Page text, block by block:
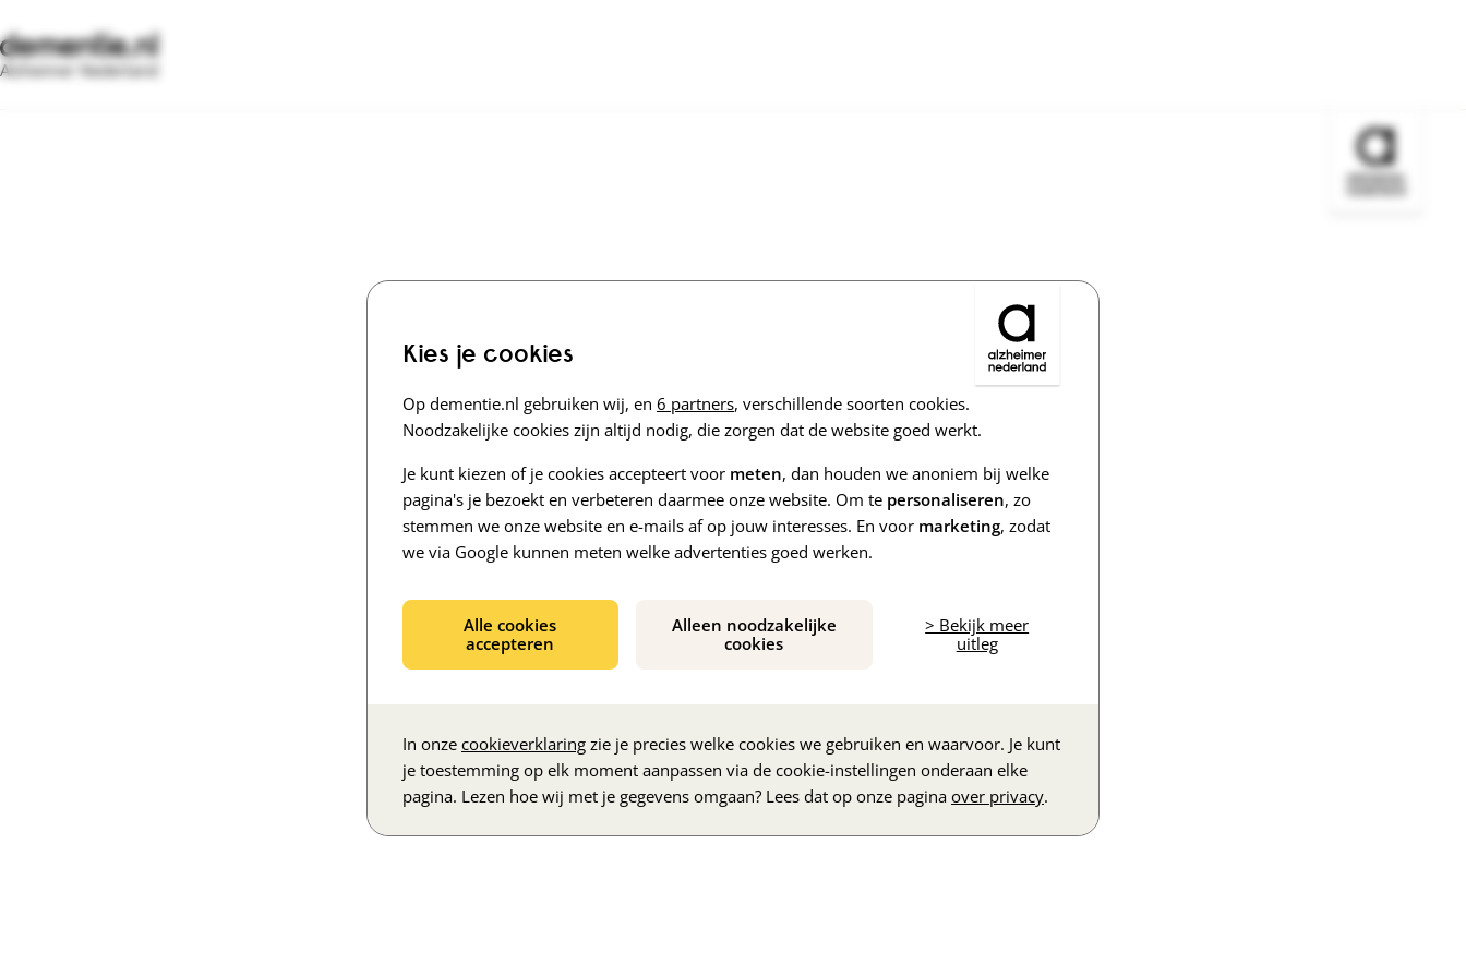
Kies je cookies
Op dementie.nl gebruiken wij, en 6 partners, verschillende soorten cookies.
Noodzakelijke cookies zijn altijd nodig, die zorgen dat de website goed werkt.
Je kunt kiezen of je cookies accepteert voor meten, dan houden we anoniem bij welke
pagina's je bezoekt en verbeteren daarmee onze website. Om te personaliseren, zo
stemmen we onze website en e-mails af op jouw interesses. En voor marketing, zodat
we via Google kunnen meten welke advertenties goed werken.
Alle cookies
accepteren
Alleen noodzakelijke
cookies
> Bekijk meer
uitleg
In onze cookieverklaring zie je precies welke cookies we gebruiken en waarvoor. Je kunt
je toestemming op elk moment aanpassen via de cookie-instellingen onderaan elke
pagina. Lezen hoe wij met je gegevens omgaan? Lees dat op onze pagina over privacy.
Alzheimer Nederland
Bezoek de